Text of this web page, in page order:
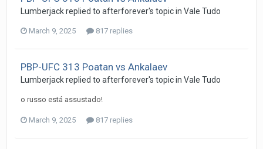
Lumberjackreplied to afterforever's topic in Vale Tudo
March 9, 2025 817 replies
PBP-UFC 313 Poatan vs Ankalaev
Lumberjackreplied to afterforever's topic in Vale Tudo
o russo está assustado!
March 9, 2025 817 replies